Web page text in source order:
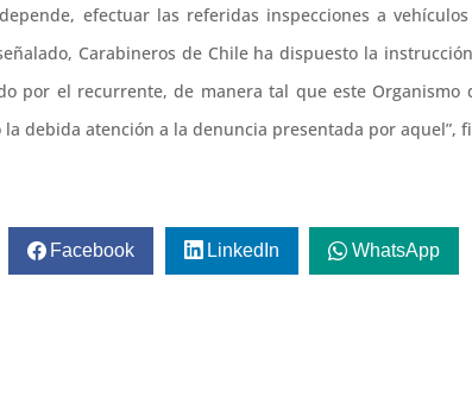
efectuar las referidas inspecciones a
Carabineros de Chile ha dispuesto la
por el recurrente, de manera tal que este Organismo
la debida atención a la denuncia presentada por aquel”,
Facebook LinkedIn WhatsApp